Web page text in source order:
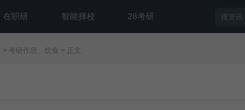
在职研 智能择校 28考研
> 考研作息、饮食 > 正文